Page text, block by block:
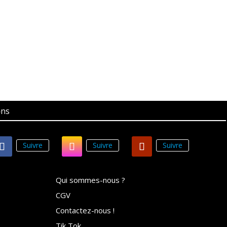
Suivre Suivre Suivre
Qui sommes-nous ?
CGV
Contactez-nous !